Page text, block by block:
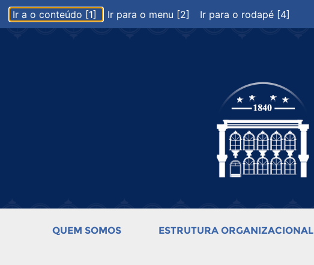
Ir a o conteúdo [1] Ir para o menu [2] Ir para o rodapé [4]
QUEM SOMOS ESTRUTURA ORGANIZACIONAL